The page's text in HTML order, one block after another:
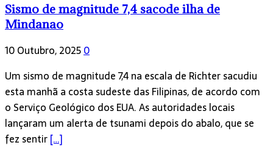
Sismo de magnitude 7,4 sacode ilha de
Mindanao
10 Outubro, 20250
Um sismo de magnitude 7,4 na escala de Richter sacudiu
esta manhã a costa sudeste das Filipinas, de acordo com
o Serviço Geológico dos EUA. As autoridades locais
lançaram um alerta de tsunami depois do abalo, que se
fez sentir[…]